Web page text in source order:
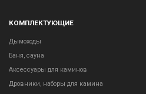
КОМПЛЕКТУЮЩИЕ
Дымоходы
Баня, сауна
Аксессуары для каминов
Дровники, наборы для камина